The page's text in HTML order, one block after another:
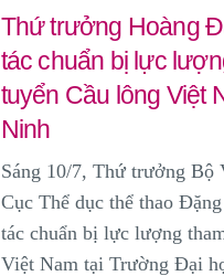
Thứ trưởng Hoàng
tác chuẩn bị lực
tuyển Cầu lông Việt
Ninh
Sáng 10/7, Thứ trưởng
Cục Thể dục thể thao
tác chuẩn bị lực lượng
Việt Nam tại Trường Đại